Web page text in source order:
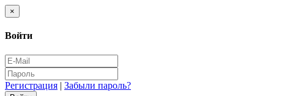
×
Войти
Регистрация | Забыли пароль?